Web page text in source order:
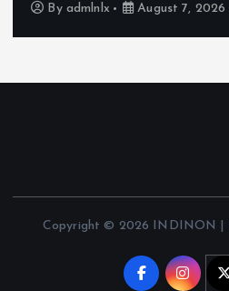
By admlnlx August 7, 2026
Copyright © 2026 INDINON |